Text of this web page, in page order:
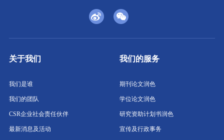
关于我们
我们是谁
我们的团队
CSR企业社会责任伙伴
最新消息及活动
我们的服务
期刊论文润色
学位论文润色
研究资助计划书润色
宣传及行政事务